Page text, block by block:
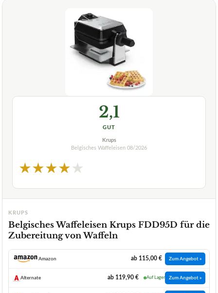
2,1
GUT
Krups
Belgisches Waffeleisen 08/2026
★★★★★
KRUPS
Belgisches Waffeleisen Krups FDD95D für die
Zubereitung von Waffeln
Amazon ab 115,00 € Zum Angebot »
Alternate ab 119,90 € Auf Lager Zum Angebot »